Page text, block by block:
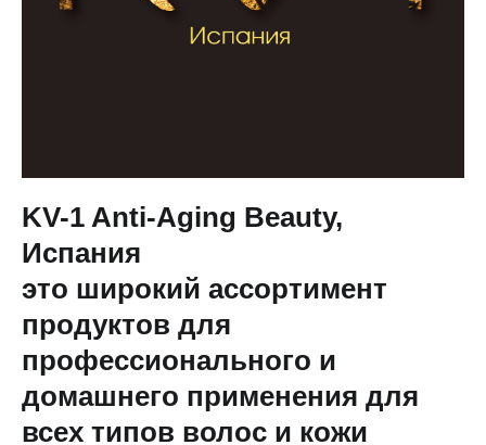
KV-1 Anti-Aging Beauty,
Испания
это широкий ассортимент
продуктов для
профессионального и
домашнего применения для
всех типов волос и кожи